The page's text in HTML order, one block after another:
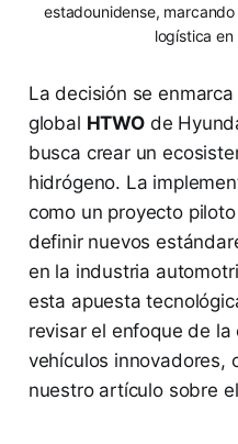
estadounidense,
logística
La decisión se
global HTWOde
busca crear un
hidrógeno. La
como un proyecto
definir nuevos
en la industria
esta apuesta
revisar el enfoque de
vehículos innovadores,
nuestro artículo sobre el